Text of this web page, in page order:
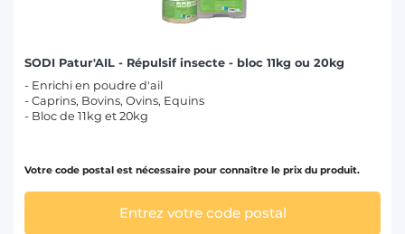
SODI Patur'AIL - Répulsif insecte - bloc 11kg ou 20kg
- Enrichi en poudre d'ail
- Caprins, Bovins, Ovins, Equins
- Bloc de 11kg et 20kg
Votre code postal est nécessaire pour connaître le prix du produit.
Entrez votre code postal